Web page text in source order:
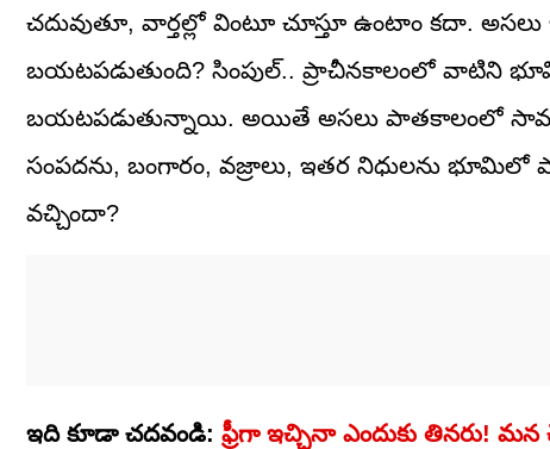
చదువుతూ, వార్తల్లో వింటూ చూస్తూ ఉంటాం కదా.
బయటపడుతుంది? సింపుల్.. ప్రాచీనకాలంలో వాటిని
బయటపడుతున్నాయి. అయితే అసలు పాతకాలంలో
సంపదను, బంగారం, వజ్రాలు, ఇతర నిధులను
వచ్చిందా?
ఇది కూడా చదవండి: ఫ్రీగా ఇచ్చినా ఎందుకు తినరు!